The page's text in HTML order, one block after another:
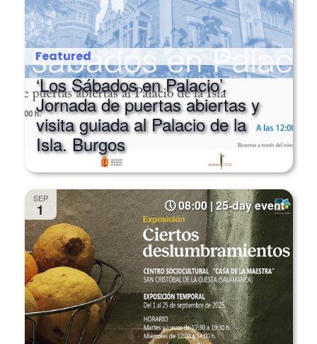
Featured
‘Los Sábados en Palacio’.
Jornada de puertas abiertas y
visita guiada al Palacio de la
Isla. Burgos
SEP
1 08:00 | 25-day event